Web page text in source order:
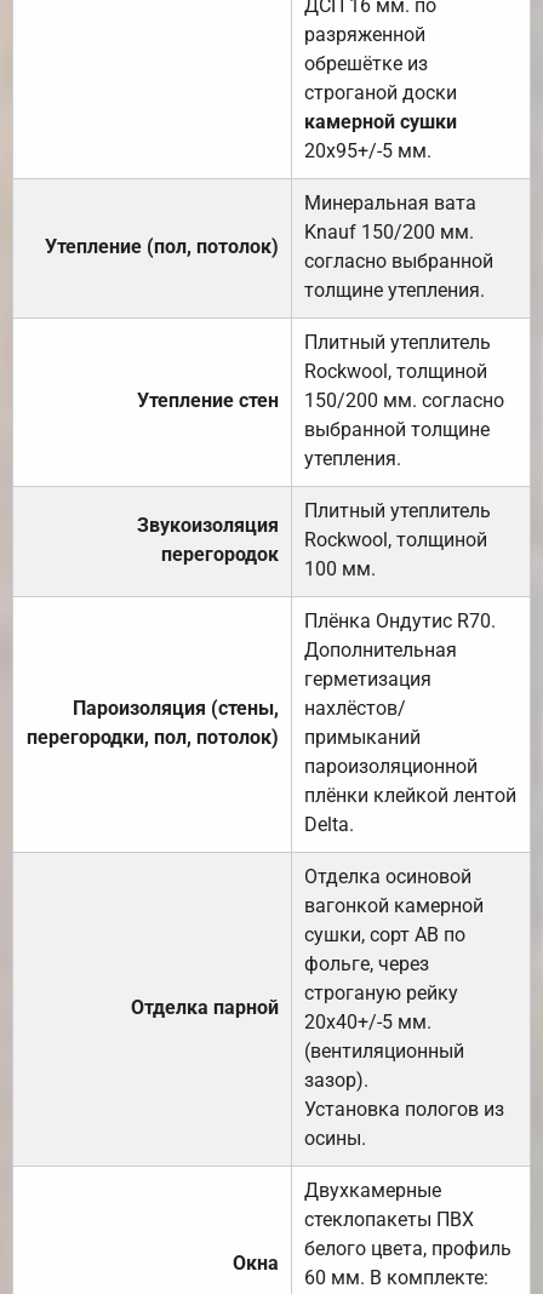
ДСП 16 мм. по
разряженной
обрешётке из
строганой доски
камерной сушки
20х95+/-5 мм.
Утепление (пол, потолок)
Минеральная вата
Knauf 150/200 мм.
согласно выбранной
толщине утепления.
Утепление стен
Плитный утеплитель
Rockwool, толщиной
150/200 мм. согласно
выбранной толщине
утепления.
Звукоизоляция
перегородок
Плитный утеплитель
Rockwool, толщиной
100 мм.
Пароизоляция (стены,
перегородки, пол, потолок)
Плёнка Ондутис R70.
Дополнительная
герметизация
нахлёстов/
примыканий
пароизоляционной
плёнки клейкой лентой
Delta.
Отделка парной
Отделка осиновой
вагонкой камерной
сушки, сорт АВ по
фольге, через
строганую рейку
20х40+/-5 мм.
(вентиляционный
зазор).
Установка пологов из
осины.
Окна
Двухкамерные
стеклопакеты ПВХ
белого цвета, профиль
60 мм. В комплекте: